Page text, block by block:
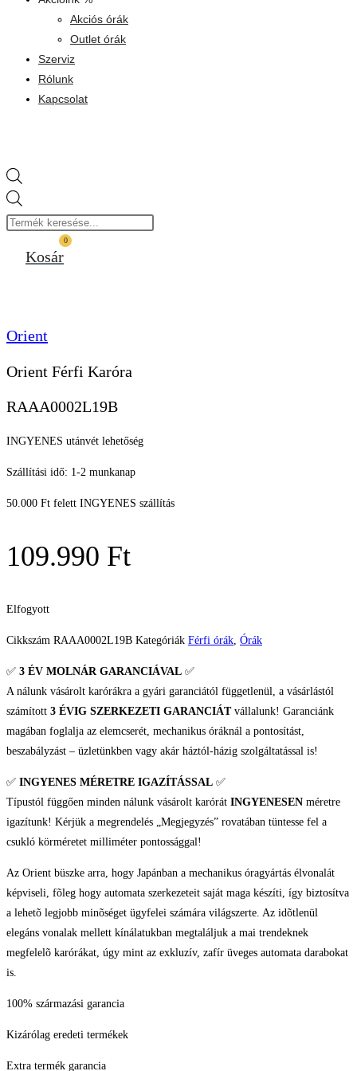
Akciós órák
Outlet órák
Szerviz
Rólunk
Kapcsolat
search
0
Kosár
Orient
Orient Férfi Karóra
RAAA0002L19B
INGYENES utánvét lehetőség
Szállítási idő: 1-2 munkanap
50.000 Ft felett INGYENES szállítás
109.990 Ft
Elfogyott
Cikkszám RAAA0002L19B Kategóriák Férfi órák, Órák
✅ 3 ÉV MOLNÁR GARANCIÁVAL ✅
A nálunk vásárolt karórákra a gyári garanciától függetlenül, a vásárlástól
számított 3 ÉVIG SZERKEZETI GARANCIÁTvállalunk! Garanciánk
magában foglalja az elemcserét, mechanikus óráknál a pontosítást,
beszabályzást – üzletünkben vagy akár háztól-házig szolgáltatással is!
✅ INGYENES MÉRETRE IGAZÍTÁSSAL ✅
Típustól függően minden nálunk vásárolt karórát INGYENESEN méretre
igazítunk! Kérjük a megrendelés „Megjegyzés” rovatában tüntesse fel a
csukló körméretet milliméter pontossággal!
Az Orient büszke arra, hogy Japánban a mechanikus óragyártás élvonalát
képviseli, fõleg hogy automata szerkezeteit saját maga készíti, így biztosítva
a lehetõ legjobb minõséget ügyfelei számára világszerte. Az idõtlenül
elegáns vonalak mellett kínálatukban megtaláljuk a mai trendeknek
megfelelõ karórákat, úgy mint az exkluzív, zafír üveges automata darabokat
is.
100% származási garancia
Kizárólag eredeti termékek
Extra termék garancia